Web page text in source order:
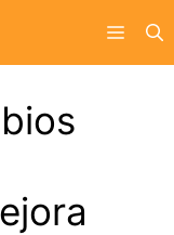
Menú